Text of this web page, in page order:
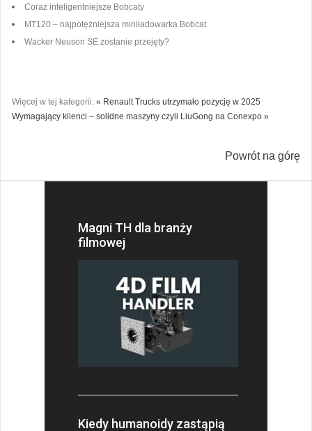
Coraz inteligentniejsze Bobcaty
MT120 – najpotężniejsza miniładowarka Bobcat
Wacker Neuson SE zostanie przejęty?
Więcej w tej kategorii: « Renault Trucks utrzymało pozycję w 2025
Wymagający klienci – solidne maszyny czyli LiuGong na Conexpo »
Powrót na górę
Magni TH dla branży
filmowej
Kiedy humanoidy zastąpią